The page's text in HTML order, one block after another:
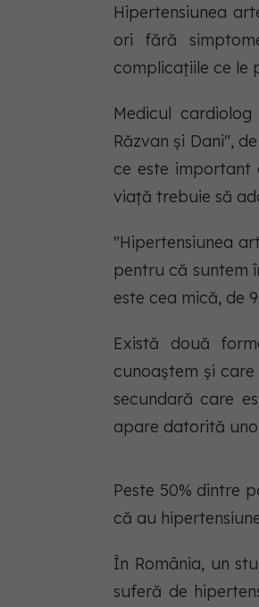
Hipertensiunea
ori fără
complicațiile ce le
Medicul
Răzvan și Dani",
ce este
viață trebuie să
"Hipertensiunea
pentru că suntem
este cea mică, de
Există două
cunoaștem și
secundară care
apare datorită
Peste 50% dintre
că au
În România, un
suferă de